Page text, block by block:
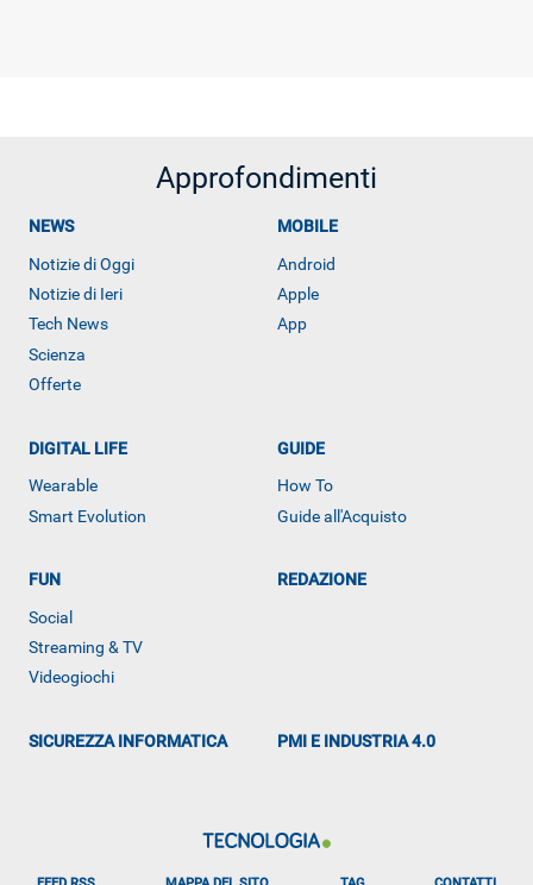
Approfondimenti
NEWS
Notizie di Oggi
Notizie di Ieri
Tech News
Scienza
Offerte
MOBILE
Android
Apple
App
DIGITAL LIFE
Wearable
Smart Evolution
GUIDE
How To
Guide all'Acquisto
FUN
Social
Streaming & TV
Videogiochi
REDAZIONE
SICUREZZA INFORMATICA PMI E INDUSTRIA 4.0